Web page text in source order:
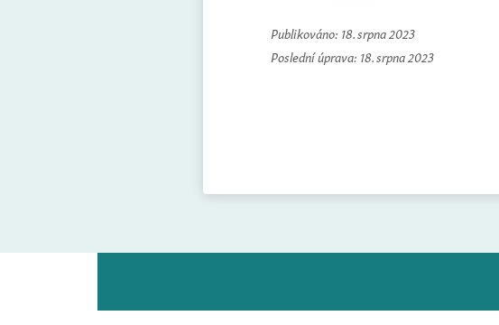
Publikováno: 18. srpna 2023
Poslední úprava: 18. srpna 2023